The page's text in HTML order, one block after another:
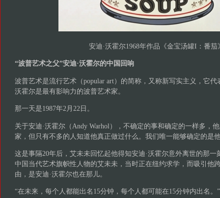
安迪·沃霍尔1968年作品《金宝汤罐I：番茄
“波普艺术之父”安迪·沃霍尔的中国回响
波普艺术是流行艺术（popular art）的简称，又称新写实主义，它代
沃霍尔是最有影响力的波普艺术家。
那一天是1987年2月22日。
关于安迪·沃霍尔（Andy Warhol），不确定的事和确定的一样多，
家，但只有不多的人知道他真正做过什么。我们唯一能够确定的是
这是事隔20年后，艾未未回忆起他得知安迪·沃霍尔意外离世的那
中国当代艺术旗帜性人物的艾未未，当时正在纽约求学，而吸引他
由，是安迪·沃霍尔也在那儿。
“在未来，每个人都能出名15分钟，每个人都可能在15分钟内出名。